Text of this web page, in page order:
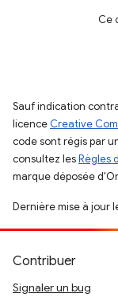
Ce
Sauf indication
licence Creative
code sont régis par
consultez lesRègles
marque déposée
Dernière mise à jour
Contribuer
Signaler un bug